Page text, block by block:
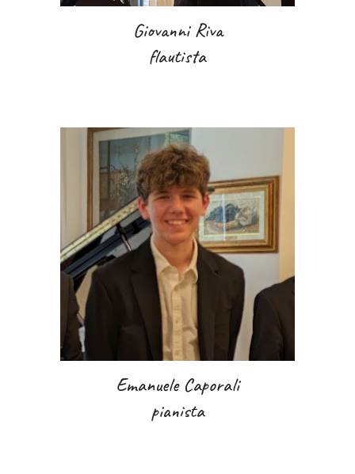
Giovanni Riva
flautista
Emanuele Caporali
pianista